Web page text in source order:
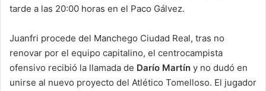
tarde a las 20:00 horas en el Paco Gálvez.
Juanfri procede del Manchego Ciudad Real, tras no
renovar por el equipo capitalino, el centrocampista
ofensivo recibió la llamada de Darío Martín y no dudó en
unirse al nuevo proyecto del Atlético Tomelloso. El jugador